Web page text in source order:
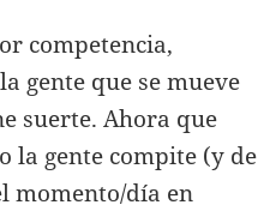
competencia,
gente que se mueve
suerte. Ahora que
la gente compite (y de
momento/día en